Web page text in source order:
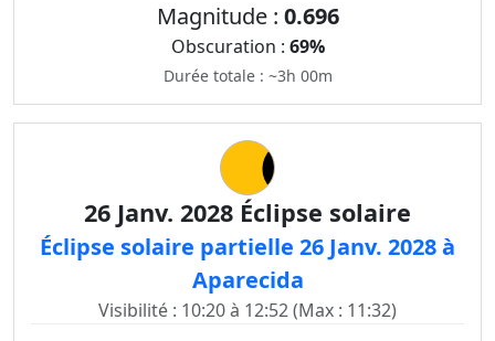
Magnitude : 0.696
Obscuration : 69%
Durée totale : ~3h 00m
26 Janv. 2028 Éclipse solaire
Éclipse solaire partielle 26 Janv. 2028 à
Aparecida
Visibilité : 10:20 à 12:52 (Max : 11:32)